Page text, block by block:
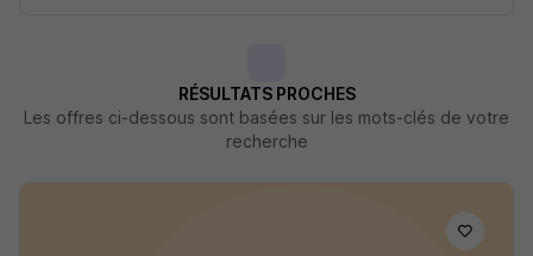
RÉSULTATS PROCHES
Les offres ci-dessous sont basées sur les mots-clés de votre
recherche